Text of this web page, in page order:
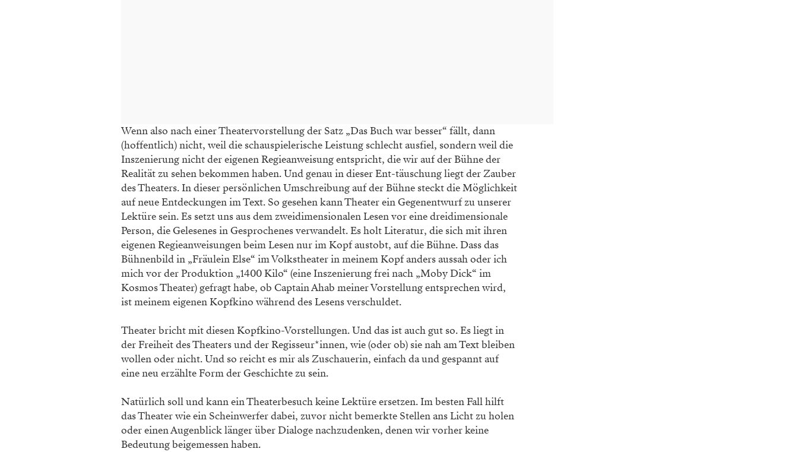
Wenn also nach einer Theatervorstellung der Satz „DasBuch war besser“ fällt, dann
(hoffentlich) nicht, weil die schauspielerische Leistung schlecht ausfiel, sondern weil die
Inszenierung nicht der eigenen Regieanweisung entspricht, die wir auf der Bühne der
Realität zu sehen bekommen haben.Und genau in dieser Ent-täuschung liegt der Zauber
desTheaters. In dieser persönlichen Umschreibung auf der Bühne steckt die Möglichkeit
auf neue Entdeckungen im Text. So gesehen kann Theater ein Gegenentwurf zu unserer
Lektüre sein. Es setzt uns aus dem zweidimensionalenLesen vor eine dreidimensionale
Person, die Gelesenes inGesprochenes verwandelt. Es holt Literatur, die sich mitihren
eigenen Regieanweisungen beim Lesen nur im Kopfaustobt, auf die Bühne. Dass das
Bühnenbild in „FräuleinElse“ im Volkstheater in meinem Kopf anders aussah oderich
mich vor der Produktion „1400 Kilo“ (eine Inszenierungfrei nach „Moby Dick“ im
Kosmos Theater) gefragt habe, ob Captain Ahab meiner Vorstellung entsprechen wird,
istmeinem eigenen Kopfkino während des Lesens verschuldet.
Theater bricht mit diesen Kopfkino-Vorstellungen. Und dasist auch gut so. Es liegt in
der Freiheit des Theaters und derRegisseur*innen, wie (oder ob) sie nah am Text bleiben
wollenoder nicht. Und so reicht es mir als Zuschauerin, einfach da undgespannt auf
eine neu erzählte Form der Geschichte zu sein.
Natürlich soll und kann ein Theaterbesuch keine Lektüreersetzen. Im besten Fall hilft
das Theater wie ein Scheinwerferdabei, zuvor nicht bemerkte Stellen ans Licht zu holen
odereinen Augenblick länger über Dialoge nachzudenken, denenwir vorher keine
Bedeutung beigemessen haben.